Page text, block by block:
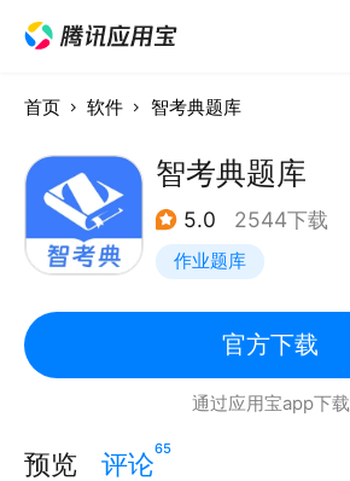
首页 软件 智考典题库
智考典题库
5.0 2544下载
作业题库
官方下载
通过应用宝app下载
预览 评论65